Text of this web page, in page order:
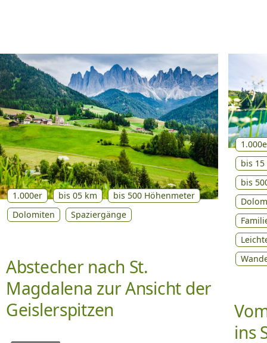
1.000er bis 05 km
bis 500 Höhenmeter
Dolomiten
Spaziergänge
Abstecher nach St.
Magdalena zur Ansicht der
Geislerspitzen
bis
bis
ins